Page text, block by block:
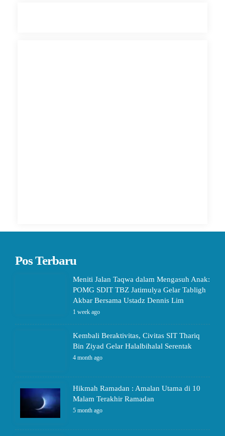
Pos Terbaru
Meniti Jalan Taqwa dalam Mengasuh Anak:
POMG SDIT TBZ Jatimulya Gelar Tabligh
Akbar Bersama Ustadz Dennis Lim
1 week ago
Kembali Beraktivitas, Civitas SIT Thariq
Bin Ziyad Gelar Halalbihalal Serentak
4 month ago
Hikmah Ramadan : Amalan Utama di 10
Malam Terakhir Ramadan
5 month ago